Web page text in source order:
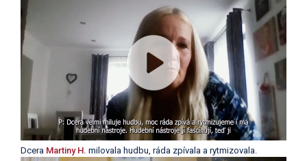
Dcera Martiny H. milovala hudbu, ráda zpívala a rytmizovala.